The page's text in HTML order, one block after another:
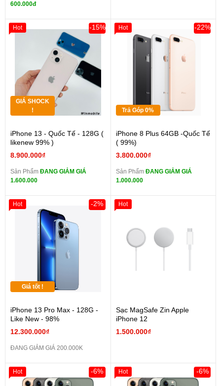
600.000đ
GIÁ SHOCK
!
iPhone 13 - Quốc Tế - 128G (
likenew 99% )
8.900.000₫
-15%
Sản Phẩm ĐANG GIẢM GIÁ
1.600.000
Hot
Trả Góp 0%
iPhone 8 Plus 64GB -Quốc Tế
( 99%)
3.800.000₫
-22%
Sản Phẩm ĐANG GIẢM GIÁ
1.000.000
Hot
Giá tốt !
iPhone 13 Pro Max - 128G -
Like New - 98%
12.300.000₫
-2%
ĐANG GIẢM GIÁ 200.000K
Hot
Sạc MagSafe Zin Apple
iPhone 12
1.500.000₫
Hot
-6%
Hot -6%
Hot